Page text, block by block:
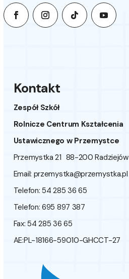
Kontakt
Zespół Szkół
Rolnicze Centrum Kształcenia
Ustawicznego w Przemystce
Przemystka 21 88-200 Radziejów
Email: przemystka@przemystka.pl
Telefon: 54 285 36 65
Telefon: 695 897 387
Fax: 54 285 36 65
AE:PL-18166-59010-GHCCT-27